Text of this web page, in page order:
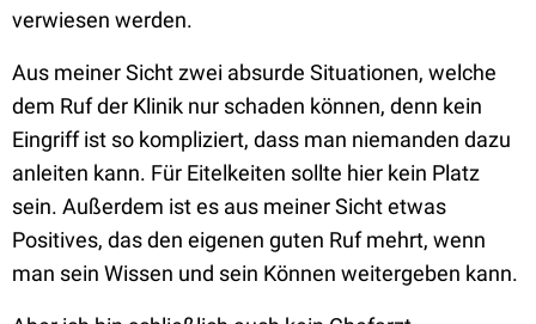
verwiesen werden.
Aus meiner Sicht zwei absurde Situationen, welche
dem Ruf der Klinik nur schaden können, denn kein
Eingriff ist so kompliziert, dass man niemanden dazu
anleiten kann. Für Eitelkeiten sollte hier kein Platz
sein. Außerdem ist es aus meiner Sicht etwas
Positives, das den eigenen guten Ruf mehrt, wenn
man sein Wissen und sein Können weitergeben kann.